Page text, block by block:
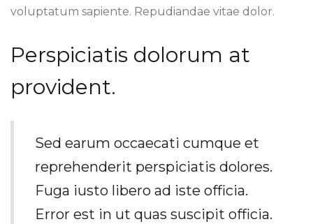
voluptatum sapiente. Repudiandae vitae dolor.
Perspiciatis dolorum at
provident.
Sed earum occaecati cumque et
reprehenderit perspiciatis dolores.
Fuga iusto libero ad iste officia.
Error est in ut quas suscipit officia.